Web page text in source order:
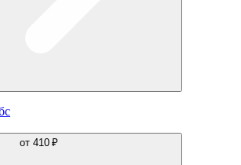
от 410 ₽